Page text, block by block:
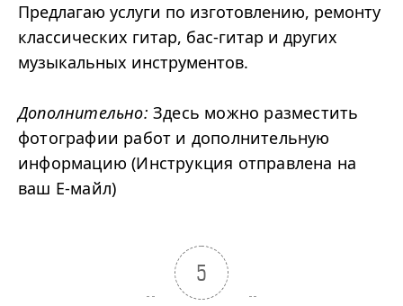
Предлагаю услуги по изготовлению, ремонту
классических гитар, бас-гитар и других
музыкальных инструментов.
Дополнительно: Здесь можно разместить
фотографии работ и дополнительную
информацию (Инструкция отправлена на
ваш Е-майл)
5